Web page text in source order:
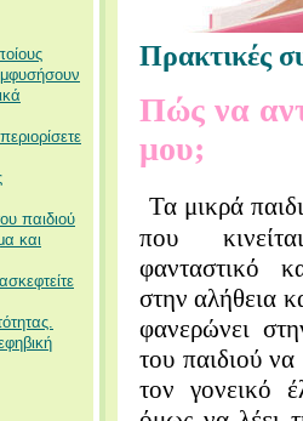
παιδιού
και
Πρακτικές
Πώς να
μου;
Τα μικρά
που
φανταστικό
στην αλήθεια
φανερώνει
του παιδιού να
τον γονεικό